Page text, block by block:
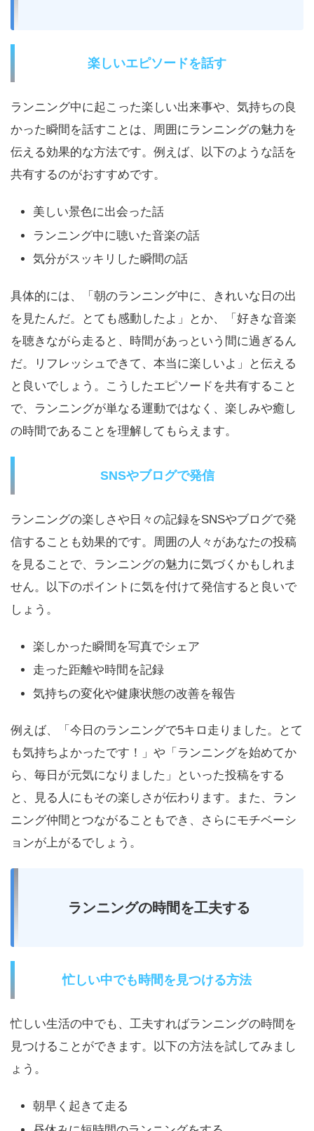
楽しいエピソードを話す
ランニング中に起こった楽しい出来事や、気持ちの良
かった瞬間を話すことは、周囲にランニングの魅力を
伝える効果的な方法です。例えば、以下のような話を
共有するのがおすすめです。
美しい景色に出会った話
ランニング中に聴いた音楽の話
気分がスッキリした瞬間の話
具体的には、「朝のランニング中に、きれいな日の出
を見たんだ。とても感動したよ」とか、「好きな音楽
を聴きながら走ると、時間があっという間に過ぎるん
だ。リフレッシュできて、本当に楽しいよ」と伝える
と良いでしょう。こうしたエピソードを共有すること
で、ランニングが単なる運動ではなく、楽しみや癒し
の時間であることを理解してもらえます。
SNSやブログで発信
ランニングの楽しさや日々の記録をSNSやブログで発
信することも効果的です。周囲の人々があなたの投稿
を見ることで、ランニングの魅力に気づくかもしれま
せん。以下のポイントに気を付けて発信すると良いで
しょう。
楽しかった瞬間を写真でシェア
走った距離や時間を記録
気持ちの変化や健康状態の改善を報告
例えば、「今日のランニングで5キロ走りました。とて
も気持ちよかったです！」や「ランニングを始めてか
ら、毎日が元気になりました」といった投稿をする
と、見る人にもその楽しさが伝わります。また、ラン
ニング仲間とつながることもでき、さらにモチベーシ
ョンが上がるでしょう。
ランニングの時間を工夫する
忙しい中でも時間を見つける方法
忙しい生活の中でも、工夫すればランニングの時間を
見つけることができます。以下の方法を試してみまし
ょう。
朝早く起きて走る